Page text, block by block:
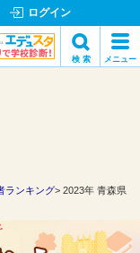
ログイン
検 索 メニュー
ランキング
2023年 青森県